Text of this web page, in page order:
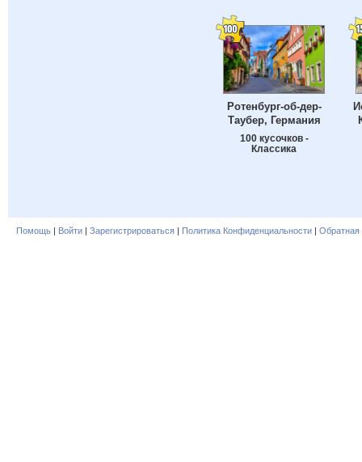
Ротенбург-об-дер-
Таубер, Германия
100 кусочков -
Классика
Помощь | Войти | Зарегистрироваться | Политика Конфиденциальности | Обратная